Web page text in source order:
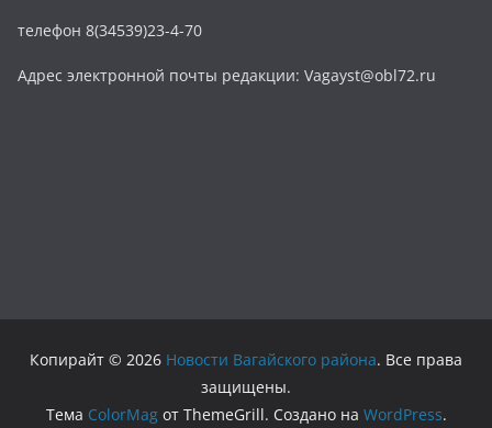
телефон 8(34539)23-4-70
Адрес электронной почты редакции: Vagayst@obl72.ru
Копирайт © 2026 Новости Вагайского района. Все права
защищены.
Тема ColorMagот ThemeGrill. Создано на WordPress.